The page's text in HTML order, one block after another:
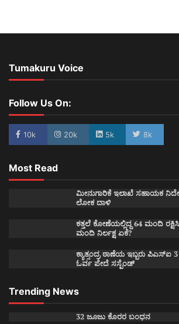
Tumakuru Voice
Follow Us On:
10k 20k 5k 8k
Most Read
ಮೀನುಗಾರಿಕೆ ಇಲಾಖೆ ಸಹಾಯಕ
ಲೋಕ ದಾಳಿ
ಕತ್ತಲೆ ಕೋಣೆಯಲ್ಲಿದ್ದ 64 ಮಂದಿ
ಮಂದಿ ನಿರ್ಲಕ್ಷ ಏಕೆ?
ಕ್ಯಾತ್ಸಂದ್ರ ಠಾಣೆಯ ಇಬ್ಬರು
ಓರ್ವ ಪೇದೆ ಸಸ್ಪೆಂಡ್
Trending News
32 ಜೂಜು ಕೊರರ ಬಂಧನ